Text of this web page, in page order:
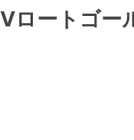
Vロートゴー